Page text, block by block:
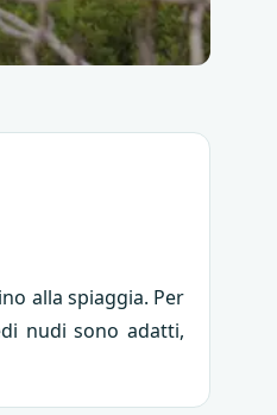
alla spiaggia. Per
nudi sono adatti,